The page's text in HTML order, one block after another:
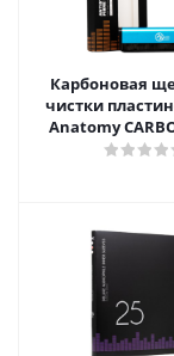
Карбоновая
чистки
Anatomy
BRUSH Blue